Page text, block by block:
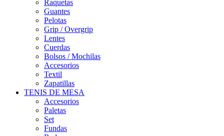
Raquetas
Guantes
Pelotas
Grip / Overgrip
Lentes
Cuerdas
Bolsos / Mochilas
Accesorios
Textil
Zapatillas
TENIS DE MESA
Accesorios
Paletas
Set
Fundas